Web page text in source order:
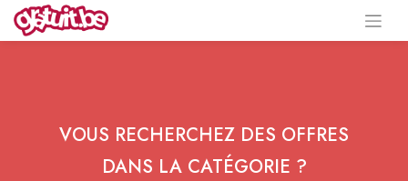
VOUS RECHERCHEZ DES OFFRES
DANS LA CATÉGORIE ?